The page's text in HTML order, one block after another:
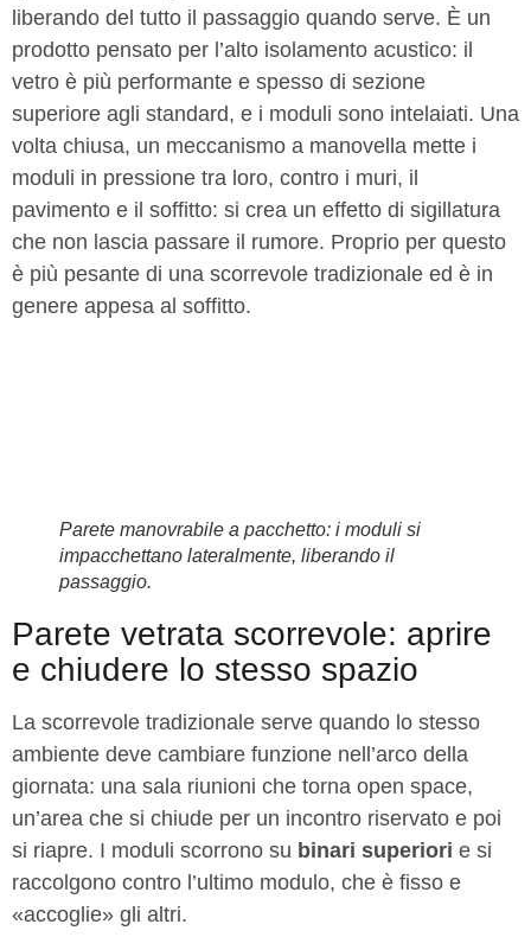
liberando del tutto il passaggio quando serve. È un
prodotto pensato per l’alto isolamento acustico: il
vetro è più performante e spesso di sezione
superiore agli standard, e i moduli sono intelaiati. Una
volta chiusa, un meccanismo a manovella mette i
moduli in pressione tra loro, contro i muri, il
pavimento e il soffitto: si crea un effetto di sigillatura
che non lascia passare il rumore. Proprio per questo
è più pesante di una scorrevole tradizionale ed è in
genere appesa al soffitto.
Parete manovrabile a pacchetto: i moduli si
impacchettano lateralmente, liberando il
passaggio.
Parete vetrata scorrevole: aprire
e chiudere lo stesso spazio
La scorrevole tradizionale serve quando lo stesso
ambiente deve cambiare funzione nell’arco della
giornata: una sala riunioni che torna open space,
un’area che si chiude per un incontro riservato e poi
si riapre. I moduli scorrono su binari superiori e si
raccolgono contro l’ultimo modulo, che è fisso e
«accoglie» gli altri.